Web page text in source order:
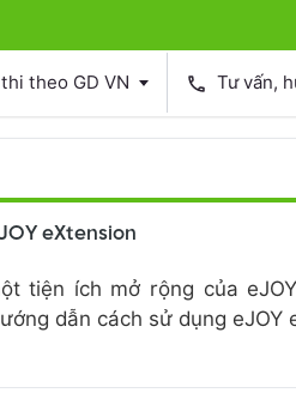
theo GD VN phone Tư vấn,
eXtension
tiện ích mở rộng của
dẫn cách sử dụng eJOY